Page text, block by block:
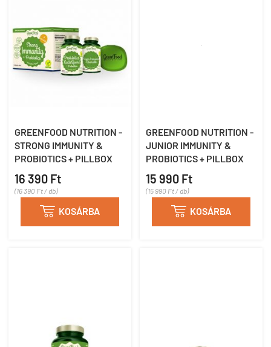
GREENFOOD NUTRITION -
STRONG IMMUNITY &
PROBIOTICS + PILLBOX
16 390 Ft
(16 390 Ft / db)
 KOSÁRBA
GREENFOOD NUTRITION -
JUNIOR IMMUNITY &
PROBIOTICS + PILLBOX
15 990 Ft
(15 990 Ft / db)
 KOSÁRBA